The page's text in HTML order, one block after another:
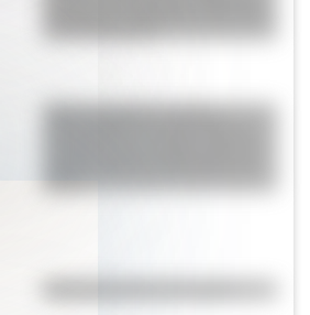
descargar gratis
SESC Pompéia: historia y
Brasil